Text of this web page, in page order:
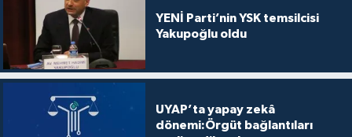
YENİ Parti’nin YSK temsilcisi
Yakupoğlu oldu
UYAP’ta yapay zekâ
dönemi:Örgüt bağlantıları